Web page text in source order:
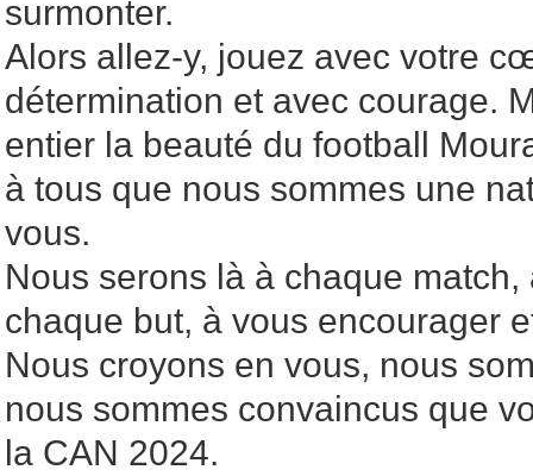
surmonter.
Alors allez-y, jouez avec votre
détermination et avec courage.
entier la beauté du football
à tous que nous sommes une
vous.
Nous serons là à chaque
chaque but, à vous encourager
Nous croyons en vous, nous
nous sommes convaincus que
la CAN 2024.